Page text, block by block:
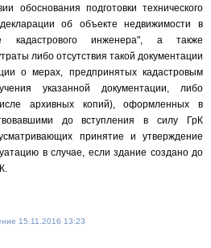
обоснования подготовки технического
об объекте недвижимости в
кадастрового инженера", а также
либо отсутствия такой документации
о мерах, предпринятых кадастровым
указанной документации, либо
архивных копий), оформленных в
до вступления в силу ГрК
принятие и утверждение
в случае, если здание создано до
15.11.2016 13:23